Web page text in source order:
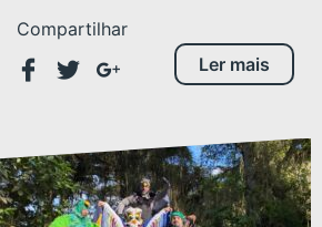
Compartilhar
Ler mais